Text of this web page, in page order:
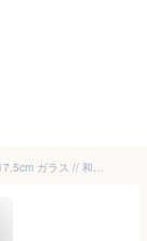
【クーポン配布中】津軽びいどろ 初雪 サラダボウル 17.5cm ガラス // 和食器 食器 ガラス食器 中鉢 麺鉢 盛鉢 ボウル サラダボウル ひやむぎ そうめん 素麺鉢 かわいい おしゃれ 買いまわり ガラスボウル クリア カフェ食器 日本製